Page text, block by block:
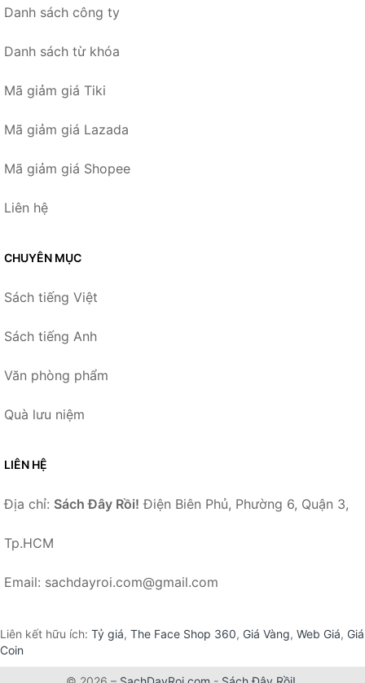
Danh sách công ty
Danh sách từ khóa
Mã giảm giá Tiki
Mã giảm giá Lazada
Mã giảm giá Shopee
Liên hệ
CHUYÊN MỤC
Sách tiếng Việt
Sách tiếng Anh
Văn phòng phẩm
Quà lưu niệm
LIÊN HỆ
Địa chỉ: Sách Đây Rồi! Điện Biên Phủ, Phường 6, Quận 3,
Tp.HCM
Email: sachdayroi.com@gmail.com
Liên kết hữu ích: Tỷ giá, The Face Shop 360, Giá Vàng, Web Giá, Giá
Coin